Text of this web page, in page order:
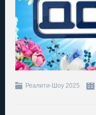
Реалити-Шоу 2025